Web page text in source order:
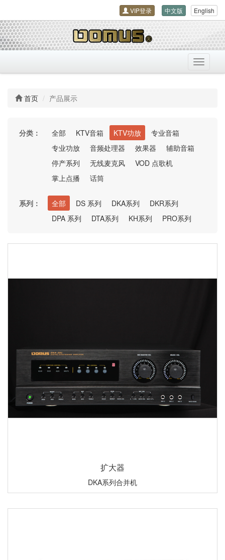
VIP登录 中文版 English
导
航
首页 产品展示
分类： 全部 KTV音箱 KTV功放
专业音箱
专业功放
音频处理器 效果器
辅助音箱
停产系列
无线麦克风
VOD 点歌机
掌上点播
话筒
系列： 全部 DS 系列 DKA系列
DKR系列
DPA 系列
DTA系列 KH系列 PRO系列
扩大器
DKA系列合并机